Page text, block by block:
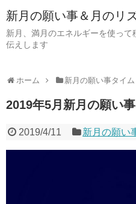
新月の願い事＆月のリ
新月、満月のエネルギーを使っ
伝えします
ホーム 新月の願い事タイム
2019年5月新月の願い
2019/4/11 新月の願い